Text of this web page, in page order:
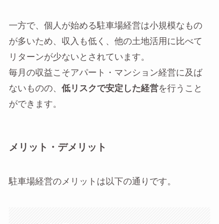
一方で、個人が始める駐車場経営は小規模なもの
が多いため、収入も低く、他の土地活用に比べて
リターンが少ないとされています。
毎月の収益こそアパート・マンション経営に及ば
ないものの、 低リスクで安定した経営を行うこと
ができます。
メリット・デメリット
駐車場経営のメリットは以下の通りです。